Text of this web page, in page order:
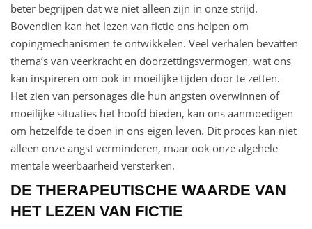
beter begrijpen dat we niet alleen zijn in onze strijd.
Bovendien kan het lezen van fictie ons helpen om
copingmechanismen te ontwikkelen. Veel verhalen bevatten
thema’s van veerkracht en doorzettingsvermogen, wat ons
kan inspireren om ook in moeilijke tijden door te zetten.
Het zien van personages die hun angsten overwinnen of
moeilijke situaties het hoofd bieden, kan ons aanmoedigen
om hetzelfde te doen in ons eigen leven. Dit proces kan niet
alleen onze angst verminderen, maar ook onze algehele
mentale weerbaarheid versterken.
DE THERAPEUTISCHE WAARDE VAN
HET LEZEN VAN FICTIE